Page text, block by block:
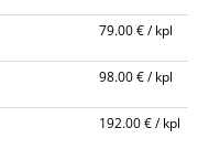
79.00 € / kpl
98.00 € / kpl
192.00 € / kpl